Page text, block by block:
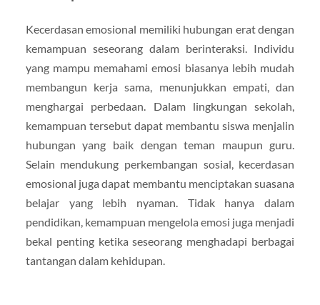
Kecerdasan emosional memiliki hubungan erat dengan
kemampuan seseorang dalam berinteraksi. Individu
yang mampu memahami emosi biasanya lebih mudah
membangun kerja sama, menunjukkan empati, dan
menghargai perbedaan. Dalam lingkungan sekolah,
kemampuan tersebut dapat membantu siswa menjalin
hubungan yang baik dengan teman maupun guru.
Selain mendukung perkembangan sosial, kecerdasan
emosional juga dapat membantu menciptakan suasana
belajar yang lebih nyaman. Tidak hanya dalam
pendidikan, kemampuan mengelola emosi juga menjadi
bekal penting ketika seseorang menghadapi berbagai
tantangan dalam kehidupan.